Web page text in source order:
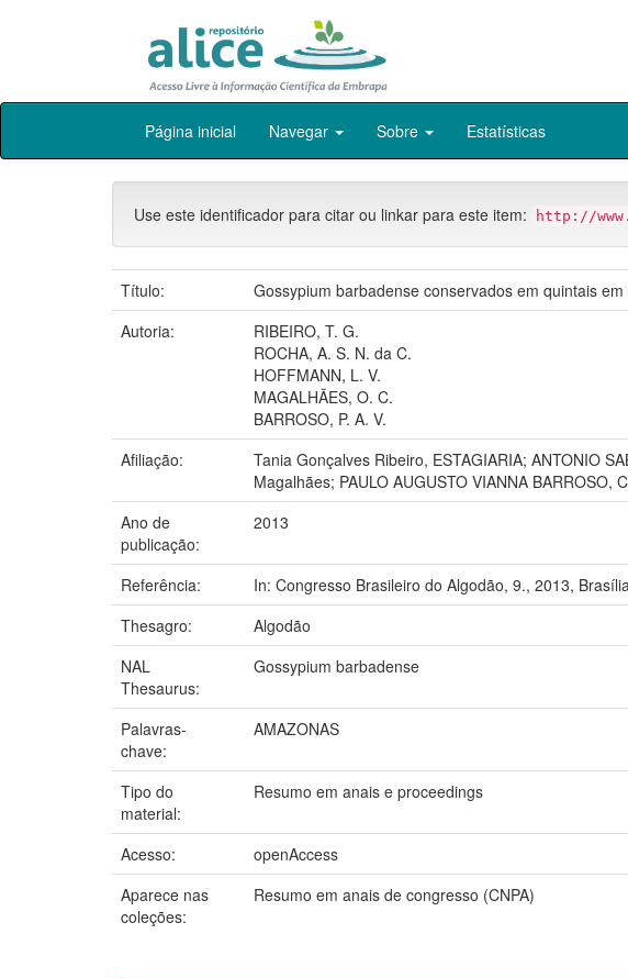
Skip
Página inicial Navegar Sobre Estatísticas
Use este identificador para citar ou linkar para este item: http://
Título:
Gossypium barbadense conservados em quintais
Autoria:
RIBEIRO, T. G.
ROCHA, A. S. N. da C.
HOFFMANN, L. V.
MAGALHÃES, O. C.
BARROSO, P. A. V.
Afiliação:
Tania Gonçalves Ribeiro, ESTAGIARIA; ANTONIO
Magalhães; PAULO AUGUSTO VIANNA BARROSO,
Ano de
publicação:
2013
Referência:
In: Congresso Brasileiro do Algodão, 9., 2013,
Thesagro:
Algodão
NAL
Thesaurus:
Gossypium barbadense
Palavras-
chave:
AMAZONAS
Tipo do
material:
Resumo em anais e proceedings
Acesso:
openAccess
Aparece nas
coleções:
Resumo em anais de congresso (CNPA)